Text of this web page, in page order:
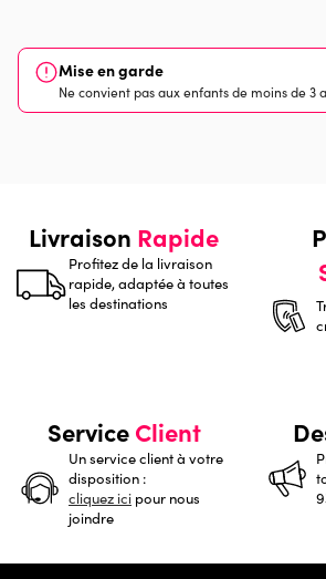
Mise en garde
Ne convient pas aux enfants de moins de 3
Livraison Rapide
Profitez de la livraison
rapide, adaptée à toutes
les destinations
ServiceClient
Un service client à votre
disposition :
cliquez ici pour nous
joindre